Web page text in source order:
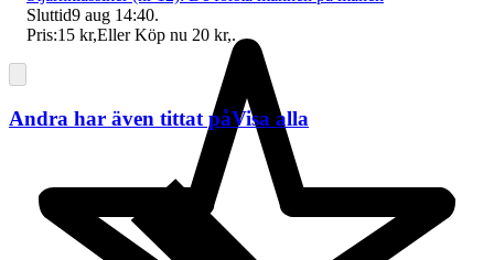
Sluttid9 aug 14:40.
Pris:15 kr,Eller Köp nu 20 kr,.
Andra har även tittat påVisa alla